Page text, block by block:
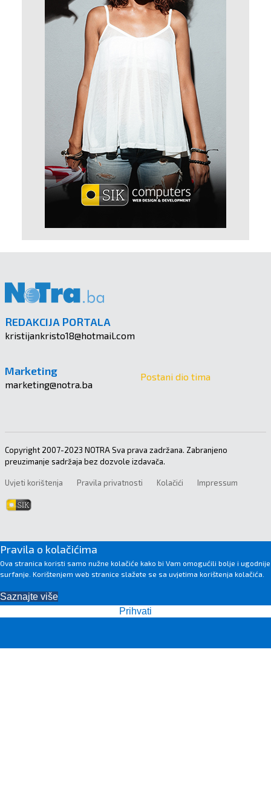
REDAKCIJA PORTALA
kristijankristo18@hotmail.com
Marketing
marketing@notra.ba
Postani dio tima
Copyright 2007-2023 NOTRA Sva prava zadržana. Zabranjeno
preuzimanje sadržaja bez dozvole izdavača.
Uvjeti korištenja Pravila privatnosti Kolačići Impressum
Pravila o kolačićima
Ova stranica koristi samo nužne kolačiće kako bi Vam omogućili bolje i ugodnije
surfanje. Korištenjem web stranice slažete se sa uvjetima korištenja kolačića.
Saznajte više
Prihvati